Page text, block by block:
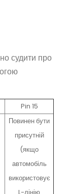
судити про
Pin 15
Повинен бути
присутній
(якщо
автомобіль
використовує
L-лінію